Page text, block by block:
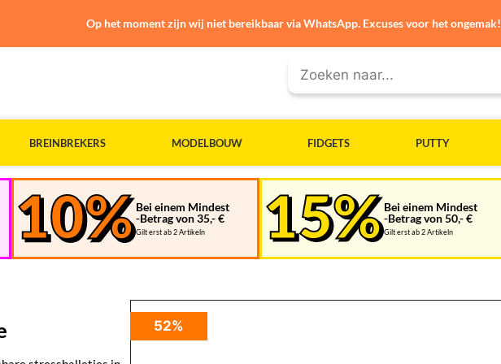
BREINBREKERS MODELBOUW FIDGETS PUTTY
Bei einem Mindest
-Betrag von 35,- €
Gilt erst ab 2 Artikeln
Bei einem Mindest
-Betrag von 50,- €
Gilt erst ab 2 Artikeln
52%
Op het moment zijn wij niet bereikbaar via WhatsApp. Excuses voor het ongemak!